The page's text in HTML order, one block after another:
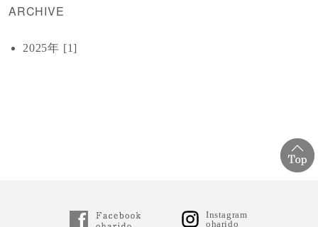
ARCHIVE
2025年 [1]
Instagram
oharido